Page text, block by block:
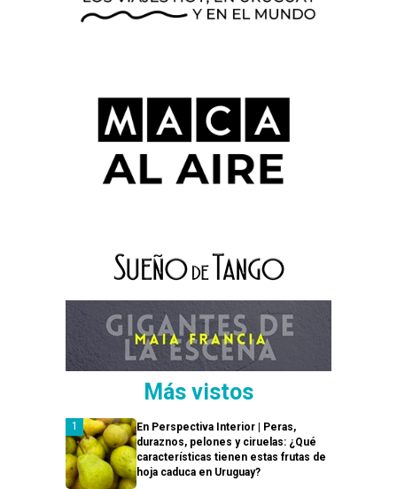
Más vistos
En Perspectiva Interior | Peras,
duraznos, pelones y ciruelas: ¿Qué
características tienen estas frutas de
hoja caduca en Uruguay?